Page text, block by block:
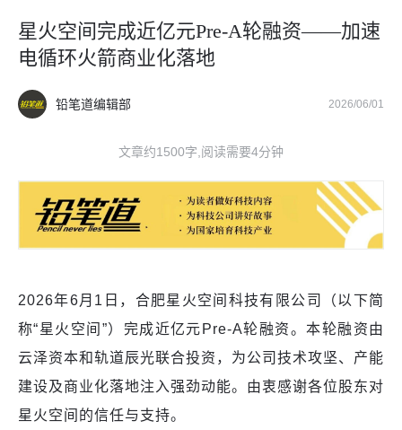
星火空间完成近亿元Pre-A轮融资——加速
电循环火箭商业化落地
铅笔道编辑部 2026/06/01
文章约1500字,阅读需要4分钟
2026年6月1日，合肥星火空间科技有限公司（以下简
称“星火空间”）完成近亿元Pre-A轮融资。本轮融资由
云泽资本和轨道辰光联合投资，为公司技术攻坚、产能
建设及商业化落地注入强劲动能。由衷感谢各位股东对
星火空间的信任与支持。